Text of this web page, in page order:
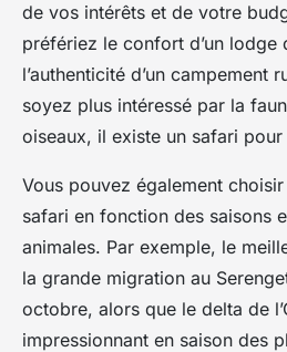
de vos intérêts et de votre
préfériez le confort d’un lodge
l’authenticité d’un campement
soyez plus intéressé par la
oiseaux, il existe un safari pour
Vous pouvez également
safari en fonction des saisons
animales. Par exemple, le
la grande migration au
octobre, alors que le delta de
impressionnant en saison des